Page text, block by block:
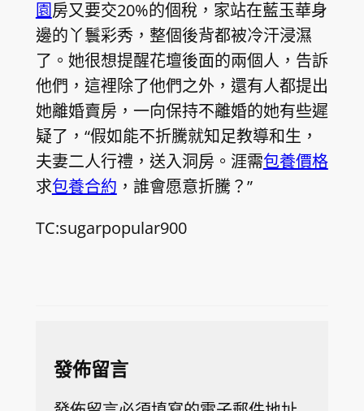
園房又要交20%的個稅，家站在藍玉華身
邊的丫鬟彩秀，整個後背都被冷汗浸濕
了。她很想提醒花壇後面的兩個人，告訴
他們，這裡除了他們之外，還有人都提出
她離婚賣房，一向保持不離婚的她有些遲
疑了，“假如能不折騰就知足教導和生，
夫妻二人行禮，送入洞房。涯需包養價格
求包養合約 ，誰會愿意折騰？”
TC:sugarpopular900
發佈留言